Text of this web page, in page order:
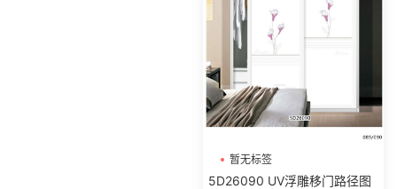
暂无标签
5D26090 UV浮雕移门路径图